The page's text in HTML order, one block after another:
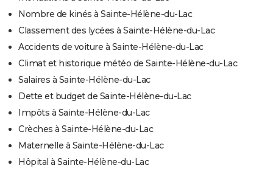
Nombre de kinés à Sainte-Hélène-du-Lac
Classement des lycées à Sainte-Hélène-du-Lac
Accidents de voiture à Sainte-Hélène-du-Lac
Climat et historique météo de Sainte-Hélène-du-Lac
Salaires à Sainte-Hélène-du-Lac
Dette et budget de Sainte-Hélène-du-Lac
Impôts à Sainte-Hélène-du-Lac
Crèches à Sainte-Hélène-du-Lac
Maternelle à Sainte-Hélène-du-Lac
Hôpital à Sainte-Hélène-du-Lac